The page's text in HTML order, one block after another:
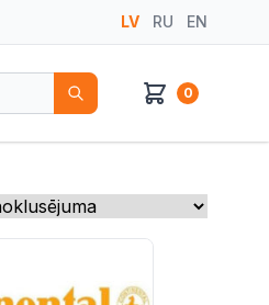
LV RU EN
0